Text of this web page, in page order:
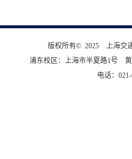
版权所有© 2025 上海交
浦东校区：上海市半夏路1号
电话：